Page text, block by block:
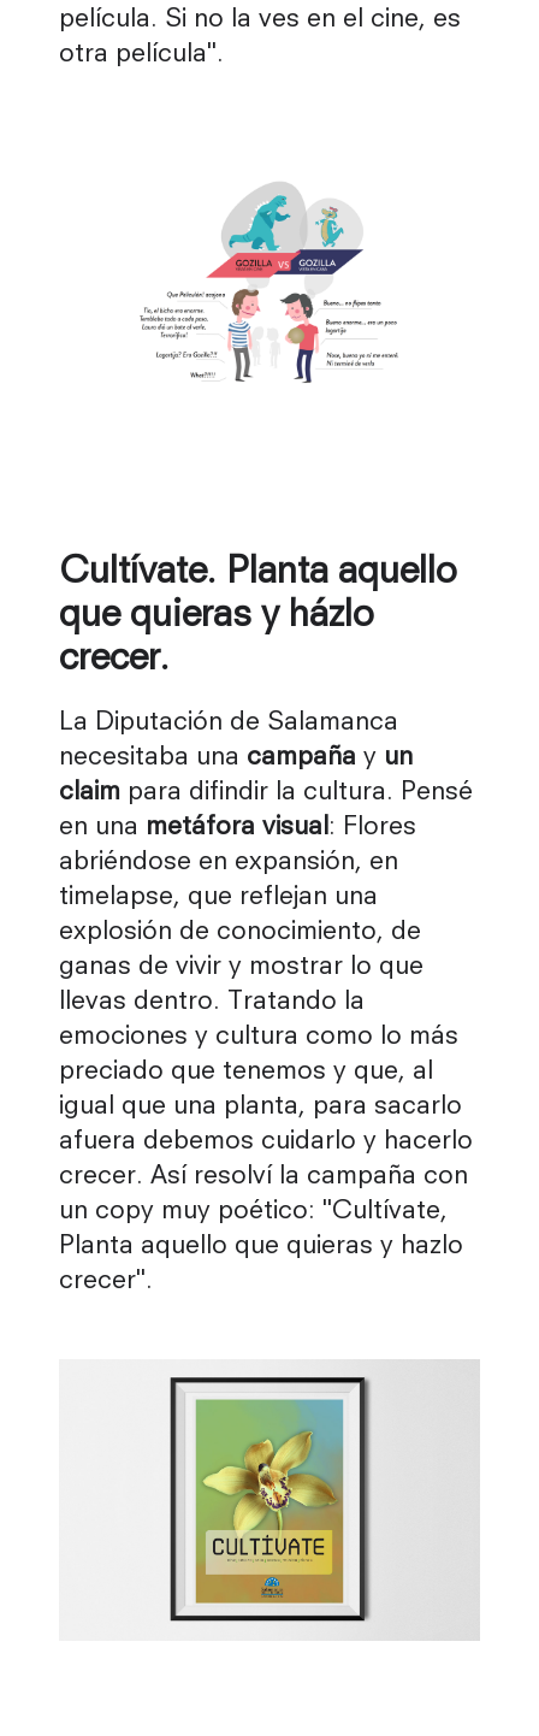
película. Si no la ves en el cine, es
otra película".
Cultívate. Planta aquello
que quieras y házlo
crecer.
La Diputación de Salamanca
necesitaba una campaña y un
claim para difindir la cultura. Pensé
en una metáfora visual: Flores
abriéndose en expansión, en
timelapse, que reflejan una
explosión de conocimiento, de
ganas de vivir y mostrar lo que
llevas dentro. Tratando la
emociones y cultura como lo más
preciado que tenemos y que, al
igual que una planta, para sacarlo
afuera debemos cuidarlo y hacerlo
crecer. Así resolví la campaña con
un copy muy poético: "Cultívate,
Planta aquello que quieras y hazlo
crecer".